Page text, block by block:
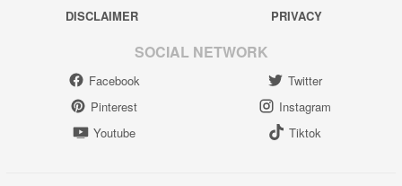
DISCLAIMER
PRIVACY
SOCIAL NETWORK
Facebook
Twitter
Pinterest
Instagram
Youtube
Tiktok